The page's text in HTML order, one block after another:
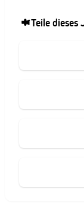
Teile dieses